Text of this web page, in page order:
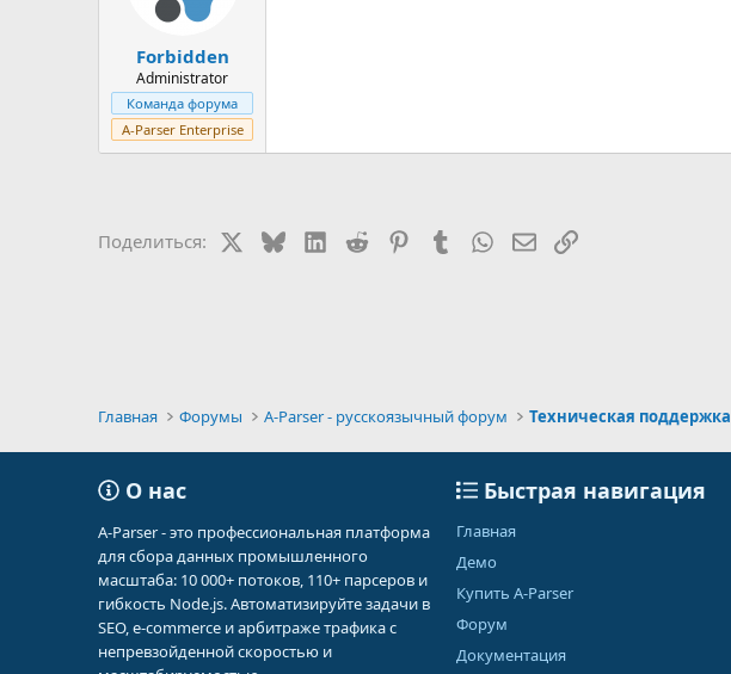
Forbidden
Administrator
Команда форума
A-Parser Enterprise
Поделиться: BlueskyLinkedIn
Reddit PinterestTumblrWhatsAppЭлектронная почта
Ссылка
Главная Форумы A-Parser - русскоязычный форум Техническая поддержка
О нас
A-Parser - это профессиональная платформа
для сбора данных промышленного
масштаба: 10 000+ потоков, 110+ парсеров и
гибкость Node.js. Автоматизируйте задачи в
SEO, e-commerce и арбитраже трафика с
непревзойденной скоростью и
Быстрая навигация
Главная
Демо
Купить A-Parser
Форум
Документация